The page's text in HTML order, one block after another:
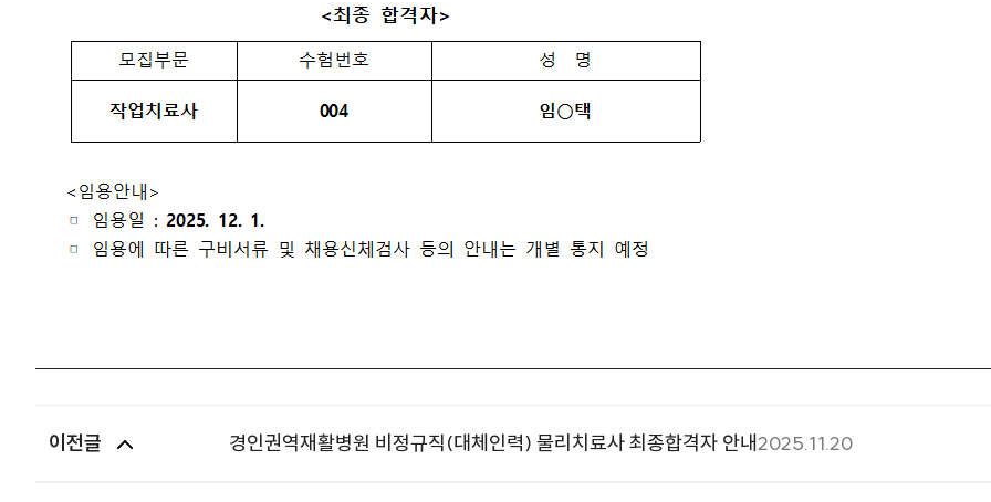
이전글 경인권역재활병원 비정규직(대체인력) 물리치료사 최종합격자 안내2025.11.20